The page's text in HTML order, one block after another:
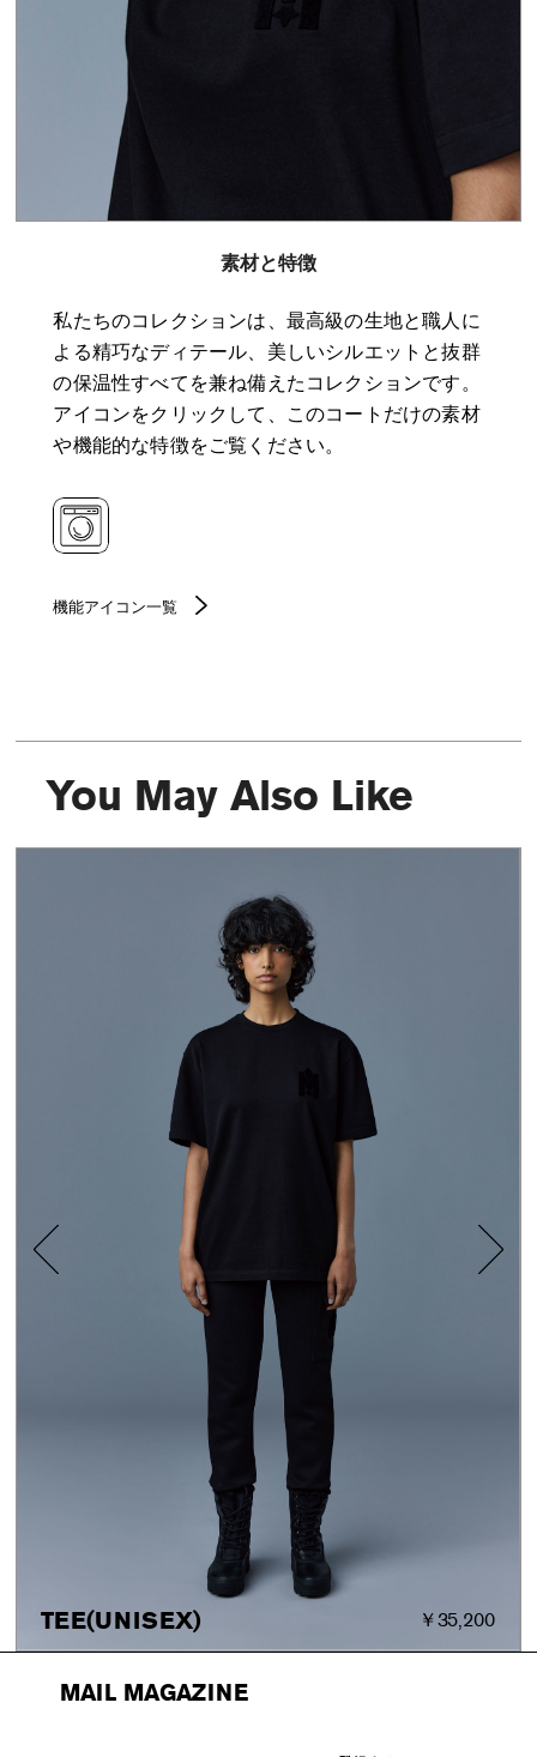
素材と特徴
私たちのコレクションは、最高級の生地と職人に
よる精巧なディテール、美しいシルエットと抜群
の保温性すべてを兼ね備えたコレクションです。
アイコンをクリックして、このコートだけの素材
や機能的な特徴をご覧ください。
機能アイコン一覧
You May Also Like
TEE(UNISEX) ￥35,200
MAIL MAGAZINE